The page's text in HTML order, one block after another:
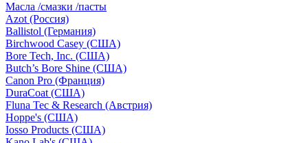
Масла /смазки /пасты
Azot (Россия)
Ballistol (Германия)
Birchwood Casey (США)
Bore Tech, Inc. (США)
Butch’s Bore Shine (СШA)
Canon Pro (Франция)
DuraCoat (США)
Fluna Tec & Research (Австрия)
Hoppe's (США)
Iosso Products (США)